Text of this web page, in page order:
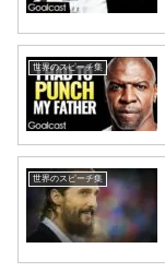
世界のスピーチ集
世界のスピーチ集